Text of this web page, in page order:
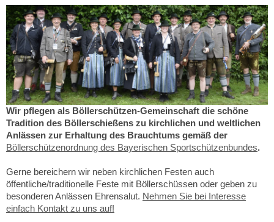
Wir pflegen als Böllerschützen-Gemeinschaft die schöne
Tradition des Böllerschießens zu kirchlichen und weltlichen
Anlässen zur Erhaltung des Brauchtums gemäß der
Böllerschützenordnung des Bayerischen Sportschützenbundes.
Gerne bereichern wir neben kirchlichen Festen auch
öffentliche/traditionelle Feste mit Böllerschüssen oder geben zu
besonderen Anlässen Ehrensalut. Nehmen Sie bei Interesse
einfach Kontakt zu uns auf!